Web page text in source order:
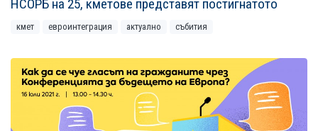
НСОРБ на 25, кметове представят постигнатото
кмет евроинтеграция актуално събития